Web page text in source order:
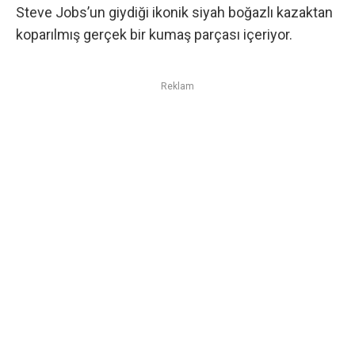
Steve Jobs’un giydiği ikonik siyah boğazlı kazaktan
koparılmış gerçek bir kumaş parçası içeriyor.
Reklam